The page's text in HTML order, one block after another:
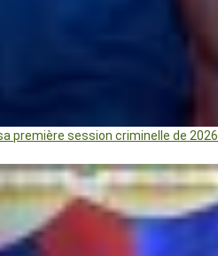
première session criminelle de 2026